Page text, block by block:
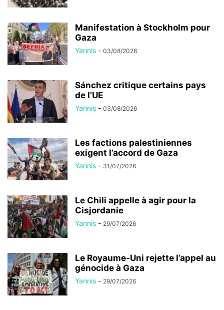
Manifestation à Stockholm pour
Gaza
Yannis - 03/08/2026
Sánchez critique certains pays
de l’UE
Yannis - 03/08/2026
Les factions palestiniennes
exigent l’accord de Gaza
Yannis - 31/07/2026
Le Chili appelle à agir pour la
Cisjordanie
Yannis - 29/07/2026
Le Royaume-Uni rejette l’appel au
génocide à Gaza
Yannis - 29/07/2026